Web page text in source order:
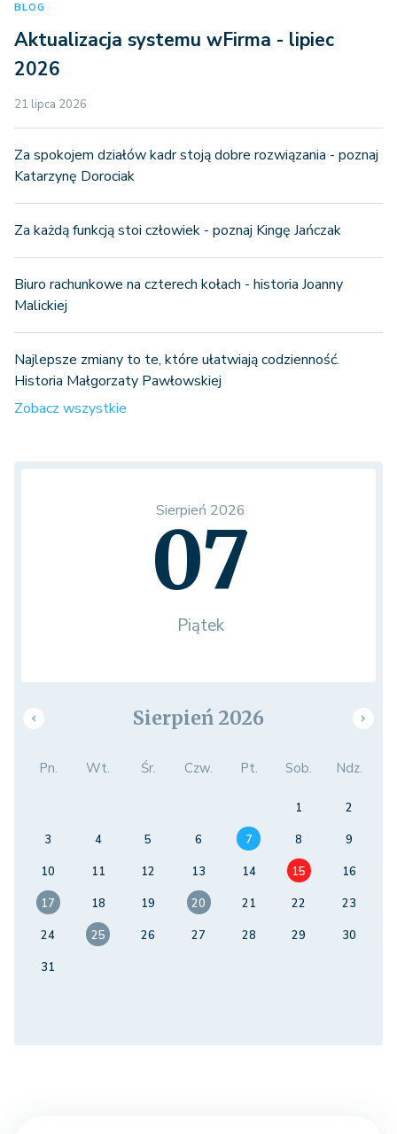
BLOG
Aktualizacja systemu wFirma - lipiec
2026
21 lipca 2026
Za spokojem działów kadr stoją dobre rozwiązania - poznaj
Katarzynę Dorociak
Za każdą funkcją stoi człowiek - poznaj Kingę Jańczak
Biuro rachunkowe na czterech kołach - historia Joanny
Malickiej
Najlepsze zmiany to te, które ułatwiają codzienność.
Historia Małgorzaty Pawłowskiej
Zobacz wszystkie
Sierpień 2026
07
Piątek
Sierpień 2026
Pn. Wt. Śr. Czw. Pt. Sob. Ndz.
1
2
3
4 5 6 7 8
9
10
11 12 13 14 15
16
17
18 19 20 21 22
23
24
25 26 27 28 29
30
31